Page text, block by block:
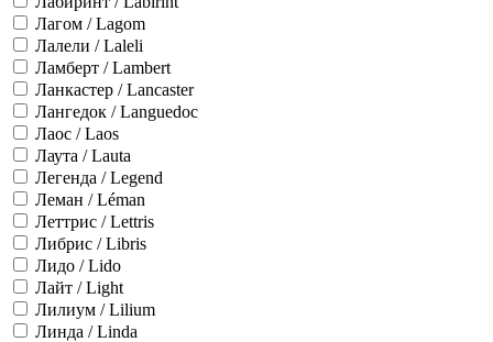
Лагом / Lagom
Лалели / Laleli
Ламберт / Lambert
Ланкастер / Lancaster
Лангедок / Languedoc
Лаос / Laos
Лаута / Lauta
Легенда / Legend
Леман / Léman
Леттрис / Lettris
Либрис / Libris
Лидо / Lido
Лайт / Light
Лилиум / Lilium
Линда / Linda